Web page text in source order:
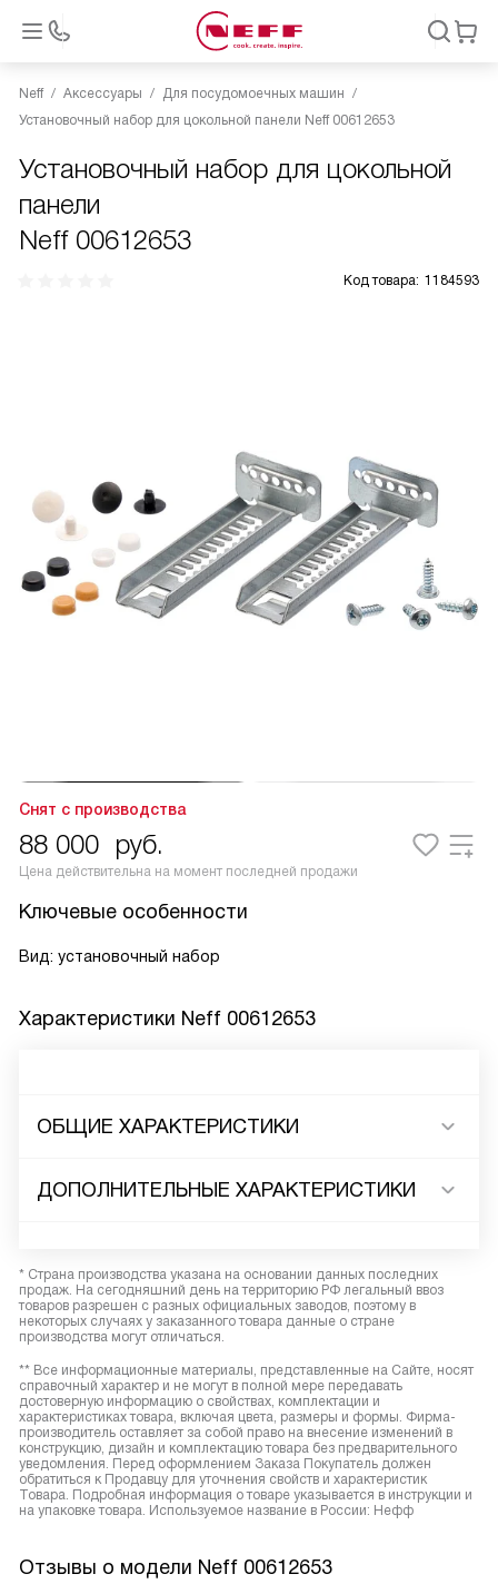
Neff Аксессуары
Для посудомоечных машин
Установочный набор для цокольной панели Neff 00612653
Установочный набор для цокольной
панели
Neff 00612653
Код товара: 1184593
Снят с производства
88 000 руб.
Цена действительна на момент последней продажи
Ключевые особенности
Вид: установочный набор
Характеристики Neff 00612653
ОБЩИЕ ХАРАКТЕРИСТИКИ
ДОПОЛНИТЕЛЬНЫЕ ХАРАКТЕРИСТИКИ
* Страна производства указана на основании данных последних
продаж. На сегодняшний день на территорию РФ легальный ввоз
товаров разрешен с разных официальных заводов, поэтому в
некоторых случаях у заказанного товара данные о стране
производства могут отличаться.
** Все информационные материалы, представленные на Сайте, носят
справочный характер и не могут в полной мере передавать
достоверную информацию о свойствах, комплектации и
характеристиках товара, включая цвета, размеры и формы. Фирма-
производитель оставляет за собой право на внесение изменений в
конструкцию, дизайн и комплектацию товара без предварительного
уведомления. Перед оформлением Заказа Покупатель должен
обратиться к Продавцу для уточнения свойств и характеристик
Товара. Подробная информация о товаре указывается в инструкции и
на упаковке товара. Используемое название в России: Нефф
Отзывы о модели Neff 00612653